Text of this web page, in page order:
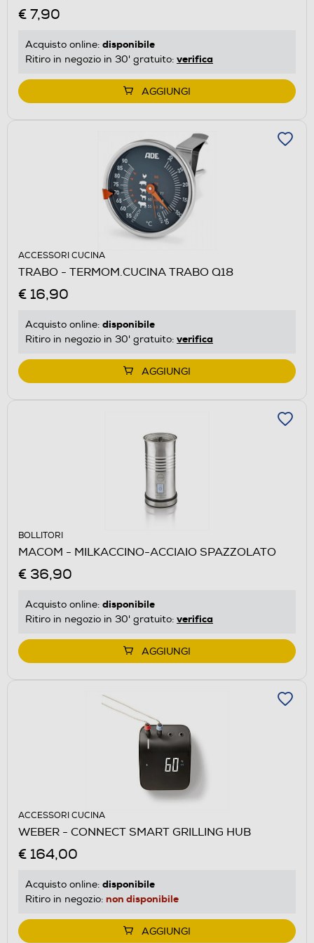
€ 7,90
Acquisto online: disponibile
Ritiro in negozio in 30' gratuito: verifica
AGGIUNGI
ACCESSORI CUCINA
TRABO - TERMOM.CUCINA TRABO Q18
€ 16,90
Acquisto online: disponibile
Ritiro in negozio in 30' gratuito: verifica
AGGIUNGI
BOLLITORI
MACOM - MILKACCINO-ACCIAIO SPAZZOLATO
€ 36,90
Acquisto online: disponibile
Ritiro in negozio in 30' gratuito: verifica
AGGIUNGI
ACCESSORI CUCINA
WEBER - CONNECT SMART GRILLING HUB
€ 164,00
Acquisto online: disponibile
Ritiro in negozio: non disponibile
AGGIUNGI